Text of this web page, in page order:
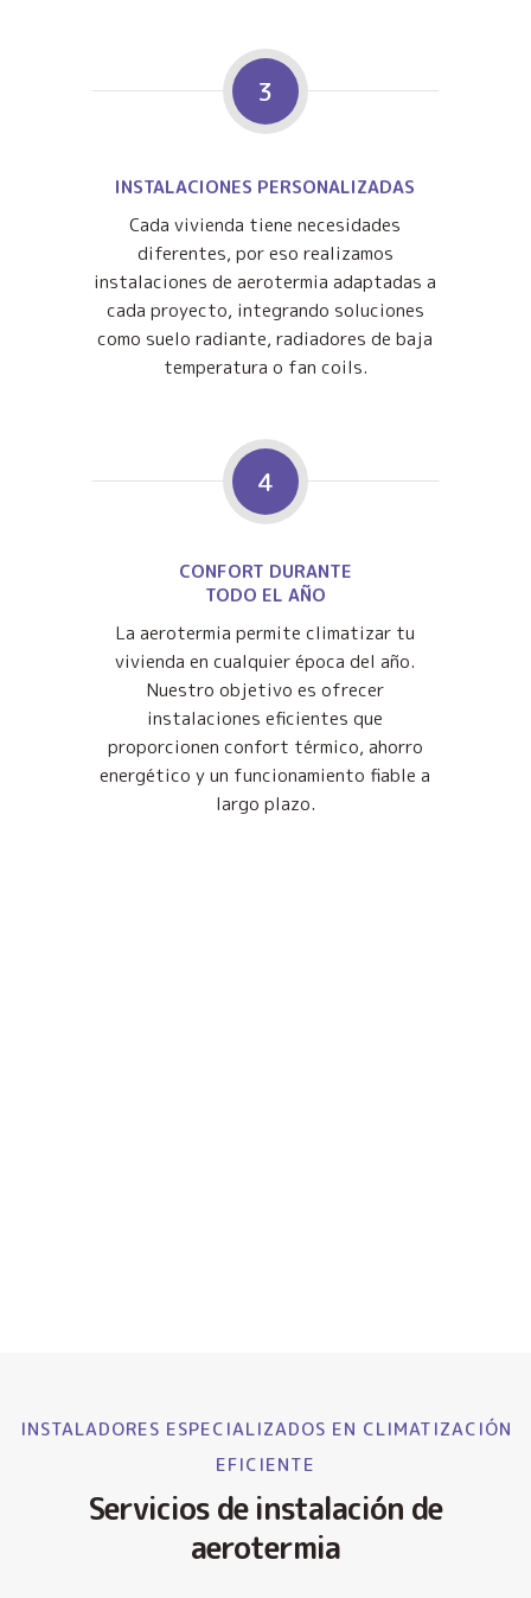
3
INSTALACIONES PERSONALIZADAS
Cada vivienda tiene necesidades
diferentes, por eso realizamos
instalaciones de aerotermia adaptadas a
cada proyecto, integrando soluciones
como suelo radiante, radiadores de baja
temperatura o fan coils.
4
CONFORT DURANTE
TODO EL AÑO
La aerotermia permite climatizar tu
vivienda en cualquier época del año.
Nuestro objetivo es ofrecer
instalaciones eficientes que
proporcionen confort térmico, ahorro
energético y un funcionamiento fiable a
largo plazo.
INSTALADORES ESPECIALIZADOS EN CLIMATIZACIÓN
EFICIENTE
Servicios de instalación de
aerotermia